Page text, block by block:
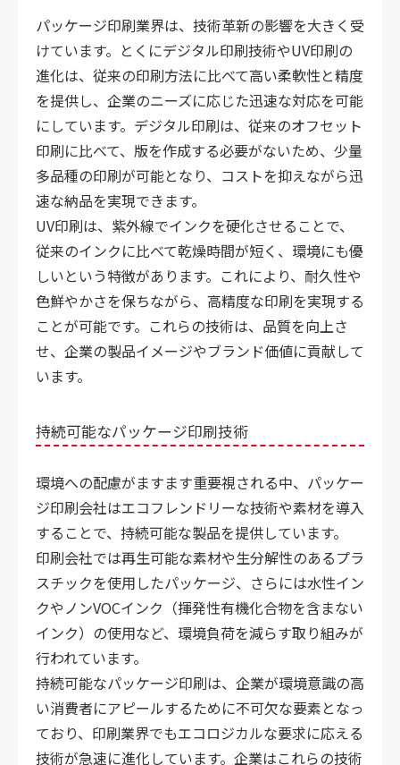
パッケージ印刷業界は、技術革新の影響を大きく受
けています。とくにデジタル印刷技術やUV印刷の
進化は、従来の印刷方法に比べて高い柔軟性と精度
を提供し、企業のニーズに応じた迅速な対応を可能
にしています。デジタル印刷は、従来のオフセット
印刷に比べて、版を作成する必要がないため、少量
多品種の印刷が可能となり、コストを抑えながら迅
速な納品を実現できます。
UV印刷は、紫外線でインクを硬化させることで、
従来のインクに比べて乾燥時間が短く、環境にも優
しいという特徴があります。これにより、耐久性や
色鮮やかさを保ちながら、高精度な印刷を実現する
ことが可能です。これらの技術は、品質を向上さ
せ、企業の製品イメージやブランド価値に貢献して
います。
持続可能なパッケージ印刷技術
環境への配慮がますます重要視される中、パッケー
ジ印刷会社はエコフレンドリーな技術や素材を導入
することで、持続可能な製品を提供しています。
印刷会社では再生可能な素材や生分解性のあるプラ
スチックを使用したパッケージ、さらには水性イン
クやノンVOCインク（揮発性有機化合物を含まない
インク）の使用など、環境負荷を減らす取り組みが
行われています。
持続可能なパッケージ印刷は、企業が環境意識の高
い消費者にアピールするために不可欠な要素となっ
ており、印刷業界でもエコロジカルな要求に応える
技術が急速に進化しています。企業はこれらの技術